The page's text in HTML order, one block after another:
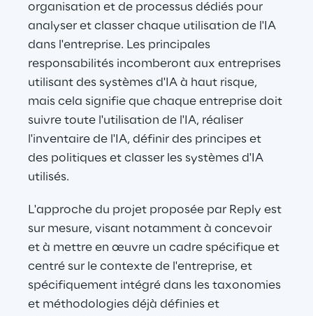
organisation et de processus dédiés pour
analyser et classer chaque utilisation de l'IA
dans l'entreprise. Les principales
responsabilités incomberont aux entreprises
utilisant des systèmes d'IA à haut risque,
mais cela signifie que chaque entreprise doit
suivre toute l'utilisation de l'IA, réaliser
l'inventaire de l'IA, définir des principes et
des politiques et classer les systèmes d'IA
utilisés.
L'approche du projet proposée par Reply est
sur mesure, visant notamment à concevoir
et à mettre en œuvre un cadre spécifique et
centré sur le contexte de l'entreprise, et
spécifiquement intégré dans les taxonomies
et méthodologies déjà définies et